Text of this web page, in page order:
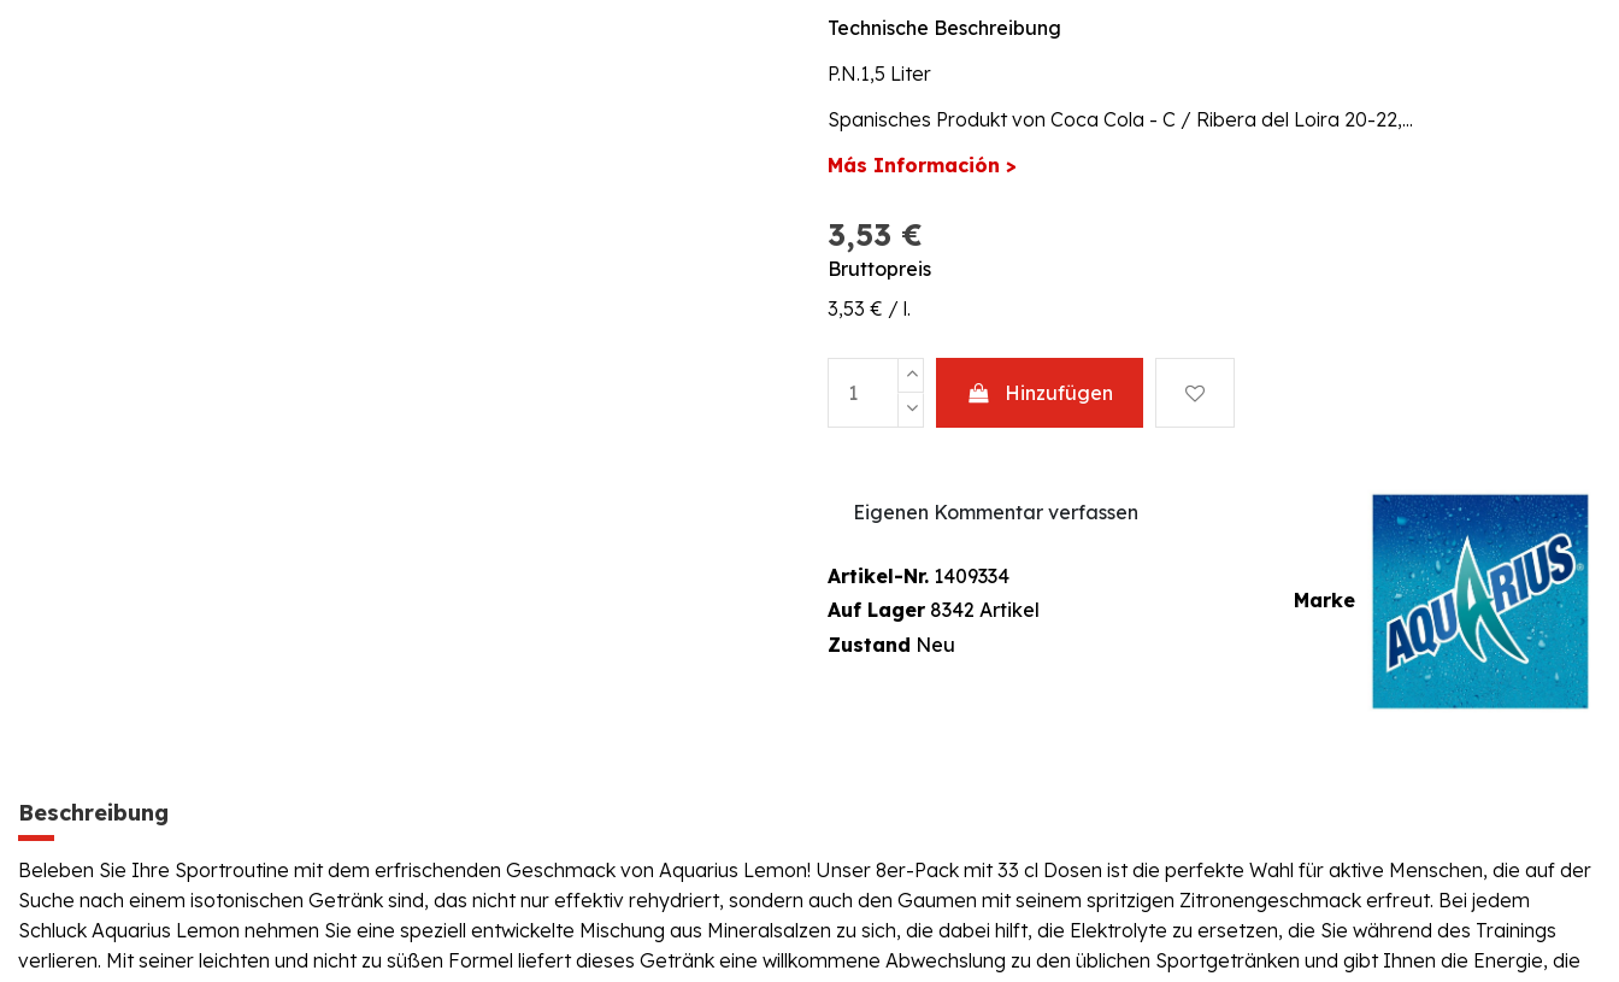
Technische Beschreibung
P.N.1,5 Liter
Spanisches Produkt von Coca Cola - C / Ribera del Loira 20-22,...
Más Información >
3,53 €
Bruttopreis
3,53 € / l.
Hinzufügen
Marke
Eigenen Kommentar verfassen
Artikel-Nr. 1409334
Auf Lager 8342 Artikel
Zustand Neu
Beschreibung
Beleben Sie Ihre Sportroutine mit dem erfrischenden Geschmack von Aquarius Lemon! Unser 8er-Pack mit 33 cl Dosen ist die perfekte Wahl für aktive Menschen, die auf der
Suche nach einem isotonischen Getränk sind, das nicht nur effektiv rehydriert, sondern auch den Gaumen mit seinem spritzigen Zitronengeschmack erfreut. Bei jedem
Schluck Aquarius Lemon nehmen Sie eine speziell entwickelte Mischung aus Mineralsalzen zu sich, die dabei hilft, die Elektrolyte zu ersetzen, die Sie während des Trainings
verlieren. Mit seiner leichten und nicht zu süßen Formel liefert dieses Getränk eine willkommene Abwechslung zu den üblichen Sportgetränken und gibt Ihnen die Energie, die